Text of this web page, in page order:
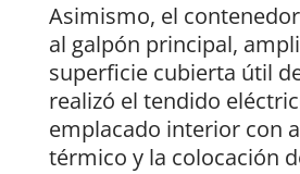
Asimismo, el
al galpón principal,
superficie cubierta útil
realizó el tendido
emplacado interior con
térmico y la colocación